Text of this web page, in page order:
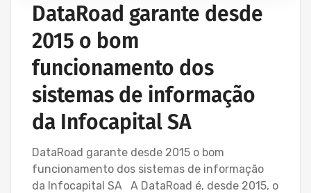
DataRoad garante desde
2015 o bom
funcionamento dos
sistemas de informação
da Infocapital SA
DataRoad garante desde 2015 o bom
funcionamento dos sistemas de informação
da Infocapital SA A DataRoad é, desde 2015, o